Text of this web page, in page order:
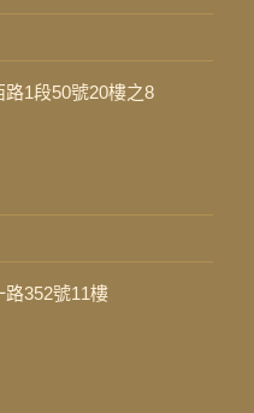
1段50號20樓之8
352號11樓